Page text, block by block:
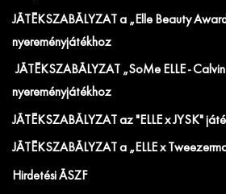
JÁTÉKSZABÁLYZAT a „Elle Beauty
nyereményjátékhoz
JÁTÉKSZABÁLYZAT „SoMe ELLE -
nyereményjátékhoz
JÁTÉKSZABÁLYZAT az "ELLE x JYSK"
JÁTÉKSZABÁLYZAT a „ELLE x
Hirdetési ÁSZF